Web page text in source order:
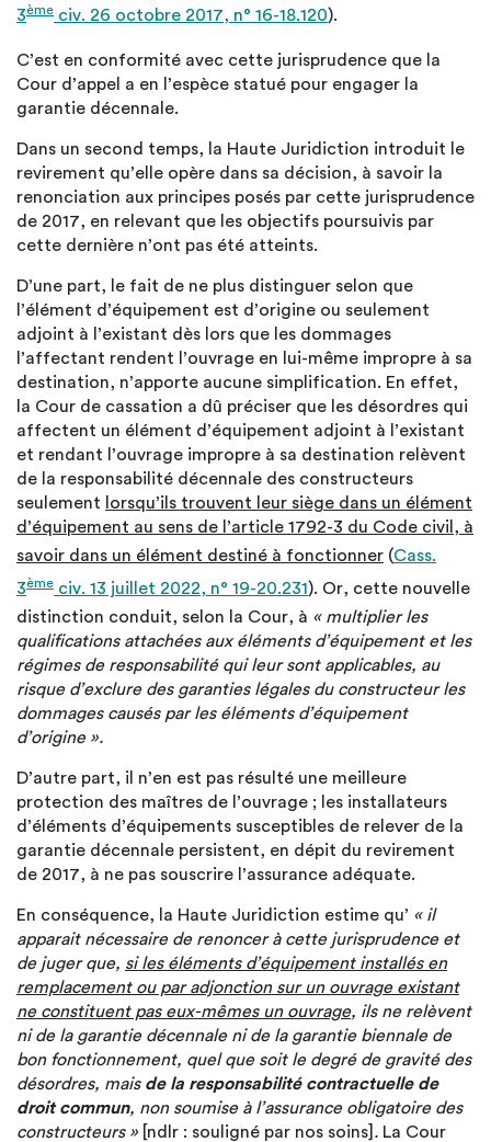
3ème civ. 26 octobre 2017, n° 16-18.120).
C’est en conformité avec cette jurisprudence que la
Cour d’appel a en l’espèce statué pour engager la
garantie décennale.
Dans un second temps, la Haute Juridiction introduit le
revirement qu’elle opère dans sa décision, à savoir la
renonciation aux principes posés par cette jurisprudence
de 2017, en relevant que les objectifs poursuivis par
cette dernière n’ont pas été atteints.
D’une part, le fait de ne plus distinguer selon que
l’élément d’équipement est d’origine ou seulement
adjoint à l’existant dès lors que les dommages
l’affectant rendent l’ouvrage en lui-même impropre à sa
destination, n’apporte aucune simplification. En effet,
la Cour de cassation a dû préciser que les désordres qui
affectent un élément d’équipement adjoint à l’existant
et rendant l’ouvrage impropre à sa destination relèvent
de la responsabilité décennale des constructeurs
seulement
lorsqu’ils trouvent leur siège dans un élément
d’équipement au sens de l’article 1792-3 du Code civil, à
savoir dans un élément destiné à fonctionner (Cass.
3ème civ. 13 juillet 2022, n° 19-20.231). Or, cette nouvelle
distinction conduit, selon la Cour, à « multiplier les
qualifications attachées aux éléments d’équipement et les
régimes de responsabilité qui leur sont applicables, au
risque d’exclure des garanties légales du constructeur les
dommages causés par les éléments d’équipement
d’origine ».
D’autre part, il n’en est pas résulté une meilleure
protection des maîtres de l’ouvrage ; les installateurs
d’éléments d’équipements susceptibles de relever de la
garantie décennale persistent, en dépit du revirement
de 2017, à ne pas souscrire l’assurance adéquate.
En conséquence, la Haute Juridiction estime qu’ « il
apparait nécessaire de renoncer à cette jurisprudence et
de juger que, si les éléments d’équipement installés en
remplacement ou par adjonction sur un ouvrage existant
ne constituent pas eux-mêmes un ouvrage, ils ne relèvent
ni de la garantie décennale ni de la garantie biennale de
bon fonctionnement, quel que soit le degré de gravité des
désordres, mais de la responsabilité contractuelle de
droit commun, non soumise à l’assurance obligatoire des
constructeurs » [ndlr : souligné par nos soins] . La Cour